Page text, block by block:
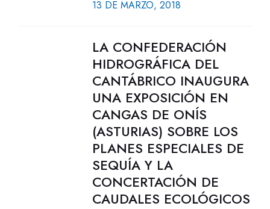
13 DE MARZO, 2018
LA CONFEDERACIÓN
HIDROGRÁFICA DEL
CANTÁBRICO INAUGURA
UNA EXPOSICIÓN EN
CANGAS DE ONÍS
(ASTURIAS) SOBRE LOS
PLANES ESPECIALES DE
SEQUÍA Y LA
CONCERTACIÓN DE
CAUDALES ECOLÓGICOS